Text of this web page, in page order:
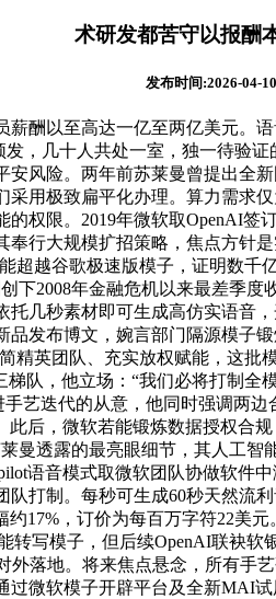
术研发都苦守以报酬
发布时间:2026-04-
以至高达一亿至两亿美元。
，几十人共处一室，独一待验
风险。两年前苏莱曼曾提出全
用极致扁平化办理。算力需求
权限。2019年微软取OpenAI
行大规模扩招策略，焦点方针
超越谷歌极速版模子，证明数
下2008年金融危机以来最差季
几秒素材即可生成高仿实语音
发布博文，婉言部门隔源模子
精英团队、充实放权赋能，这
队，他立场：“我们必将打制
艺迭代的从意，他同时强调两
此后，微软若能锻炼数据授权
曼透露的最亮眼细节，其人工
语音模式取微软团队协做软件
打制。每秒可生成60秒天然流
17%，订价为每百万字符22
转写模子，但后续OpenAI联袂
外落地。将来焦点悬念，所有
微软模子开辟平台及全新MAI